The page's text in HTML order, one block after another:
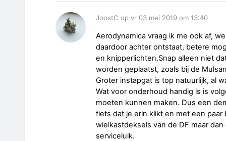
JoostC op vr 03 mei 2019 om 13:40
Aerodynamica vraag ik me ook af,
daardoor achter ontstaat, betere
en knipperlichten.Snap alleen niet
worden geplaatst, zoals bij de
Groter instapgat is top natuurlijk, al
Wat voor onderhoud handig is is
moeten kunnen maken. Dus een
fiets dat je erin klikt en met een
wielkastdeksels van de DF maar
serviceluik.